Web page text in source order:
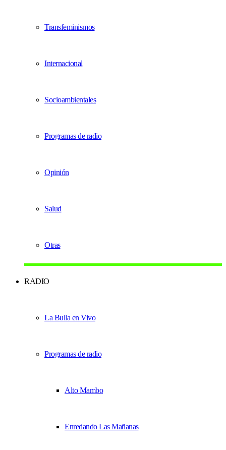
Transfeminismos
Internacional
Socioambientales
Programas de radio
Opinión
Salud
Otras
RADIO
La Bulla en Vivo
Programas de radio
Alto Mambo
Enredando Las Mañanas